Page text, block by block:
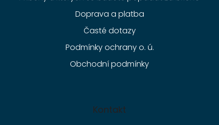
Doprava a platba
Časté dotazy
Podmínky ochrany o. ú.
Obchodní podmínky
Kontakt